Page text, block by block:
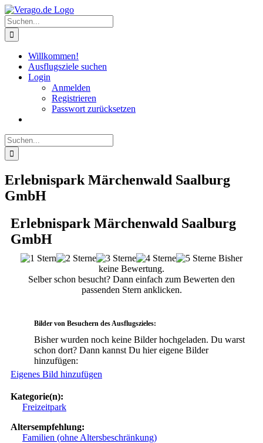
Zum
Inhalt
springen
Suche
nach:
Willkommen!
Ausflugsziele suchen
Login
Anmelden
Registrieren
Passwort zurücksetzen
Suche
nach:
Erlebnispark Märchenwald Saalburg
GmbH
Erlebnispark Märchenwald Saalburg
GmbH
Bisher
keine Bewertung.
Selber schon besucht? Dann einfach zum Bewerten den
passenden Stern anklicken.
Bilder von Besuchern des Ausflugszieles:
Bisher wurden noch keine Bilder hochgeladen. Du warst
schon dort? Dann kannst Du hier eigene Bilder
hinzufügen:
Eigenes Bild hinzufügen
Kategorie(n):
Freizeitpark
Altersempfehlung:
Familien (ohne Altersbeschränkung)